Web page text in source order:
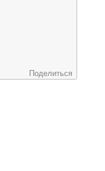
Поделиться